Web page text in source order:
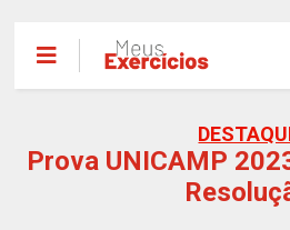
Prova UNICAMP